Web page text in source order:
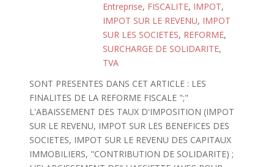
Entreprise, FISCALITE, IMPOT,
IMPOT SUR LE REVENU, IMPOT
SUR LES SOCIETES, REFORME,
SURCHARGE DE SOLIDARITE,
TVA
SONT PRESENTES DANS CET ARTICLE : LES
FINALITES DE LA REFORME FISCALE ";"
L'ABAISSEMENT DES TAUX D'IMPOSITION (IMPOT
SUR LE REVENU, IMPOT SUR LES BENEFICES DES
SOCIETES, IMPOT SUR LE REVENU DES CAPITAUX
IMMOBILIERS, "CONTRIBUTION DE SOLIDARITE) ;